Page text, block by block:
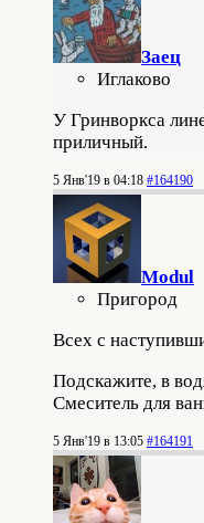
Заец
Иглаково
У Гринворкса
приличный.
5 Янв'19 в 04:18 #164190
Modul
Пригород
Всех с
Подскажите, в
Смеситель для
5 Янв'19 в 13:05 #164191